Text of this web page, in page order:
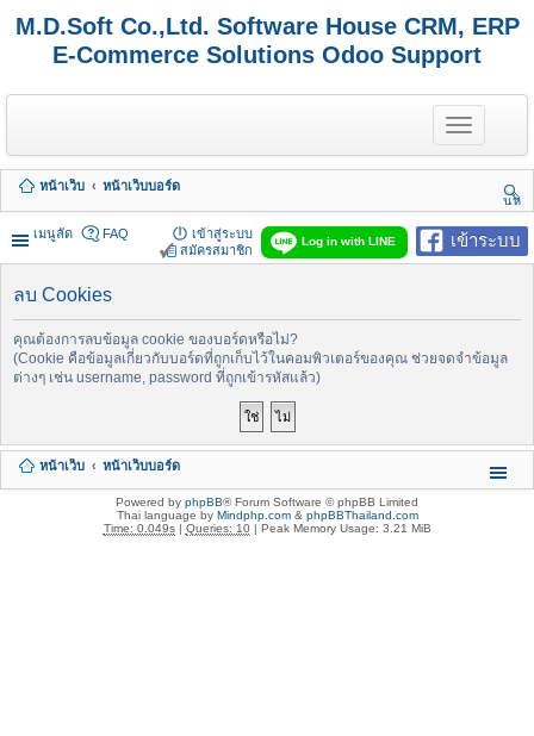
M.D.Soft Co.,Ltd. Software House CRM, ERP
E-Commerce Solutions Odoo Support
T
o
g
e
n
a
v
a
i
หน้าเว็บ
หน้าเว็บบอร์ด
นห
า
เมนูลัด
เข้าระบบ
Log in with LINE
FAQ
เข้าสู่ระบบ
สมัครสมาชิก
ลบ Cookies
คุณต้องการลบข้อมูล cookie ของบอร์ดหรือไม่?
(Cookie คือข้อมูลเกี่ยวกับบอร์ดที่ถูกเก็บไว้ในคอมพิวเตอร์ของคุณ ช่วยจดจำข้อมูล
ต่างๆ เช่น username, password ที่ถูกเข้ารหัสแล้ว)
หน้าเว็บ หน้าเว็บบอร์ด
Powered by phpBB® Forum Software © phpBB Limited
Thai language by Mindphp.com& phpBBThailand.com
Time: 0.049s| Queries: 10| Peak Memory Usage: 3.21 MiB